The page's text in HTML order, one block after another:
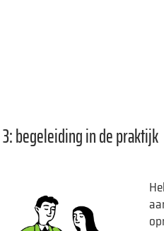
begeleiding in de praktijk